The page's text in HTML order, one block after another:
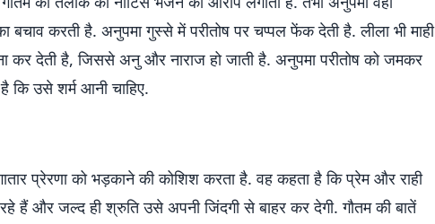
बचाव करती है. अनुपमा गुस्से में परीतोष पर चप्पल फेंक देती है. लीला भी माही
कर देती है, जिससे अनु और नाराज हो जाती है. अनुपमा परीतोष को जमकर
कि उसे शर्म आनी चाहिए.
प्रेरणा को भड़काने की कोशिश करता है. वह कहता है कि प्रेम और राही
हैं और जल्द ही श्रुति उसे अपनी जिंदगी से बाहर कर देगी. गौतम की बातें